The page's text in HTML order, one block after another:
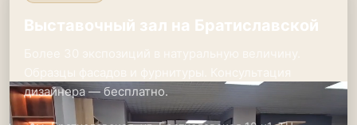
Выставочный зал на Братиславской
дизайнера — бесплатно.